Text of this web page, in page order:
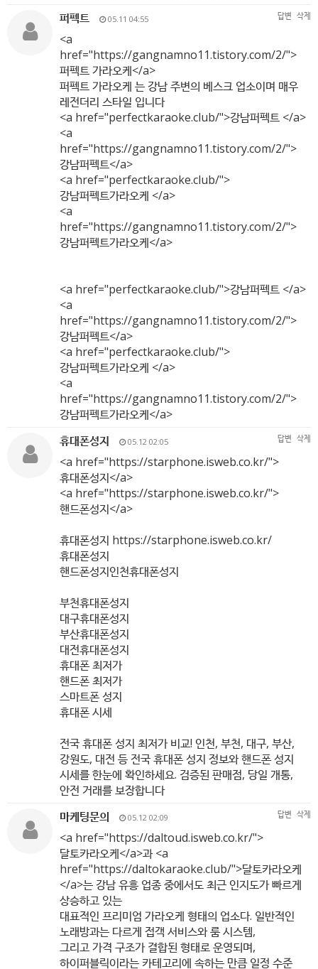
퍼펙트
05.11 04:55 답변 삭제
<a
href="https://gangnamno11.tistory.com/2/">
퍼펙트 가라오케</a>
퍼펙트 가라오케 는 강남 주변의 베스크 업소이며 매우
레전더리 스타일 입니다
<a href="perfectkaraoke.club/">강남퍼펙트 </a>
<a
href="https://gangnamno11.tistory.com/2/">
강남퍼펙트</a>
<a href="perfectkaraoke.club/">
강남퍼펙트가라오케 </a>
<a
href="https://gangnamno11.tistory.com/2/">
강남퍼펙트가라오케</a>
<a href="perfectkaraoke.club/">강남퍼펙트 </a>
<a
href="https://gangnamno11.tistory.com/2/">
강남퍼펙트</a>
<a href="perfectkaraoke.club/">
강남퍼펙트가라오케 </a>
<a
href="https://gangnamno11.tistory.com/2/">
강남퍼펙트가라오케</a>
휴대폰성지
05.12 02:05 답변 삭제
<a href="https://starphone.isweb.co.kr/">
휴대폰성지</a>
<a href="https://starphone.isweb.co.kr/">
핸드폰성지</a>
휴대폰성지 https://starphone.isweb.co.kr/
휴대폰성지
핸드폰성지인천휴대폰성지
부천휴대폰성지
대구휴대폰성지
부산휴대폰성지
대전휴대폰성지
휴대폰 최저가
핸드폰 최저가
스마트폰 성지
휴대폰 시세
전국 휴대폰 성지 최저가 비교! 인천, 부천, 대구, 부산,
강원도, 대전 등 전국 휴대폰 성지 정보와 핸드폰 성지
시세를 한눈에 확인하세요. 검증된 판매점, 당일 개통,
안전 거래를 보장합니다
마케팅문의
05.12 02:09 답변 삭제
<a href="https://daltoud.isweb.co.kr/">
달토카라오케</a>과 <a
href="https://daltokaraoke.club/">달토카라오케
</a>는 강남 유흥 업종 중에서도 최근 인지도가 빠르게
상승하고 있는
대표적인 프리미엄 가라오케 형태의 업소다. 일반적인
노래방과는 다르게 접객 서비스와 룸 시스템,
그리고 가격 구조가 결합된 형태로 운영되며,
하이퍼블릭이라는 카테고리에 속하는 만큼 일정 수준